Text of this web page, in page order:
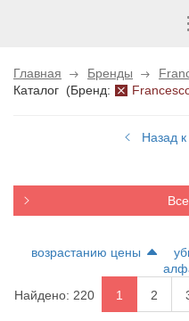
Главная Бренды
Каталог (Бренд:
Назад к
возрастанию цены
Найдено: 220
1 2